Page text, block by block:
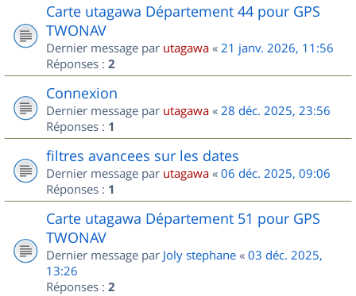
Carte utagawa Département 44 pour GPS
TWONAV
Dernier message par utagawa « 21 janv. 2026, 11:56
Réponses : 2
Connexion
Dernier message par utagawa « 28 déc. 2025, 23:56
Réponses : 1
filtres avancees sur les dates
Dernier message par utagawa « 06 déc. 2025, 09:06
Réponses : 1
Carte utagawa Département 51 pour GPS
TWONAV
Dernier message par Joly stephane « 03 déc. 2025,
13:26
Réponses : 2